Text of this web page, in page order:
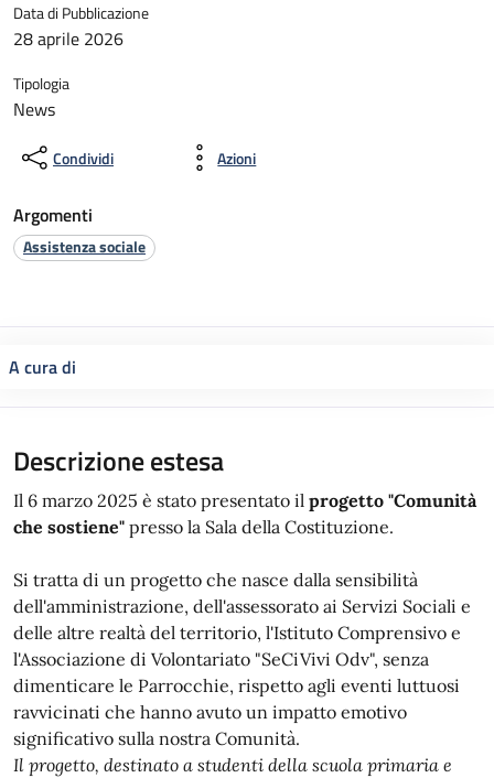
Data di Pubblicazione
28 aprile 2026
Tipologia
News
Condividi Azioni
Argomenti
Assistenza sociale
A cura di
Descrizione estesa
Il 6 marzo 2025 è stato presentato il progetto "Comunità
che sostiene" presso la Sala della Costituzione.
Si tratta di un progetto che nasce dalla sensibilità
dell'amministrazione, dell'assessorato ai Servizi Sociali e
delle altre realtà del territorio, l'Istituto Comprensivo e
l'Associazione di Volontariato "SeCiVivi Odv", senza
dimenticare le Parrocchie, rispetto agli eventi luttuosi
ravvicinati che hanno avuto un impatto emotivo
significativo sulla nostra Comunità.
Il progetto, destinato a studenti della scuola primaria e